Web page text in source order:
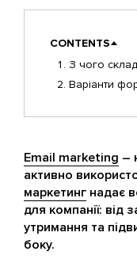
CONTENTS
З чого
Варіанти
Email marketing –
активно
маркетинг надає
для компанії: від
утримання та
боку.